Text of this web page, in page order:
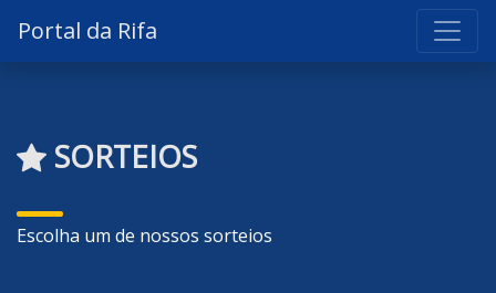
Portal da Rifa
SORTEIOS
Escolha um de nossos sorteios